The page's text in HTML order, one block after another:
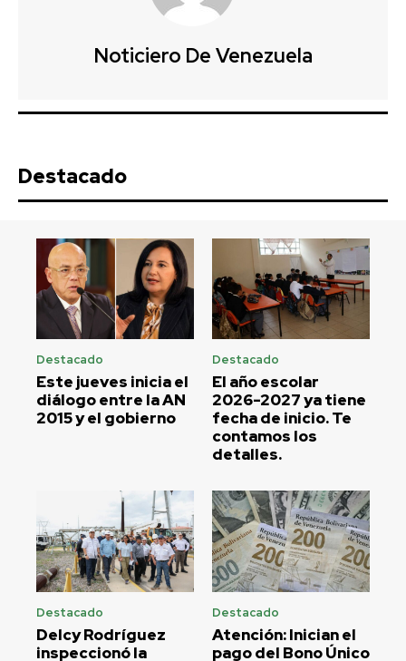
Noticiero De Venezuela
Destacado
Destacado
Este jueves inicia el
diálogo entre la AN
2015 y el gobierno
Destacado
El año escolar
2026-2027 ya tiene
fecha de inicio. Te
contamos los
detalles.
Destacado
Delcy Rodríguez
inspeccionó la
Destacado
Atención: Inician el
pago del Bono Único